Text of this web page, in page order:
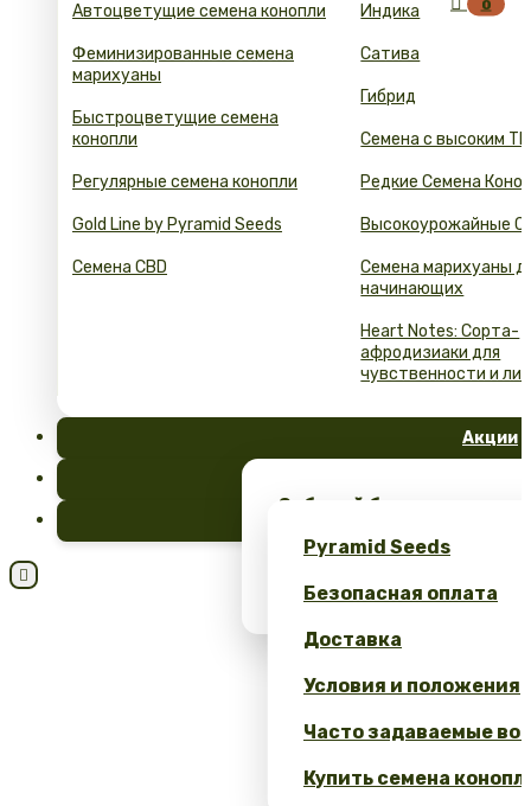
Автоцветущие семена конопли
Феминизированные семена
марихуаны
Быстроцветущие семена
конопли
Регулярные семена конопли
Gold Line by Pyramid Seeds
Семена CBD
Индика
Сатива
Гибрид
Семена с высоким
Редкие Семена
Высокоурожайные
Семена марихуаны
начинающих
Heart Notes: Сорта-
афродизиаки для
чувственности и
Акции
Забирай бесплатные
Seeds!
Получите 10% скидку
Pyramid Seeds
Безопасная оплата
Доставка
Условия и положения
Часто задаваемые
Купить семена

0